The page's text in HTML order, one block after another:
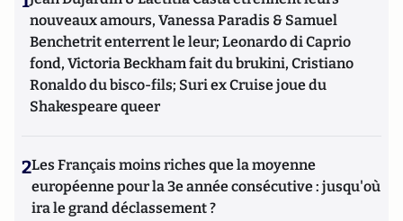
nouveaux amours, Vanessa Paradis & Samuel
Benchetrit enterrent le leur; Leonardo di Caprio
fond, Victoria Beckham fait du brukini, Cristiano
Ronaldo du bisco-fils; Suri ex Cruise joue du
Shakespeare queer
2Les Français moins riches que la moyenne
européenne pour la 3e année consécutive : jusqu'où
ira le grand déclassement ?